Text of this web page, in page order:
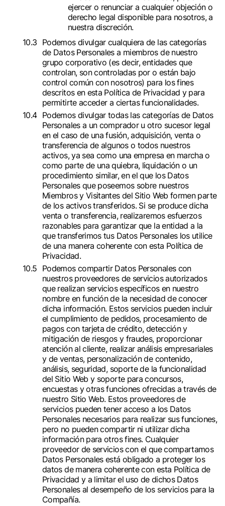
ejercer o renunciar a cualquier objeción o
derecho legal disponible para nosotros, a
nuestra discreción.
Podemos divulgar cualquiera de las categorías
de Datos Personales a miembros de nuestro
grupo corporativo (es decir, entidades que
controlan, son controladas por o están bajo
control común con nosotros) para los fines
descritos en esta Política de Privacidad y para
permitirte acceder a ciertas funcionalidades.
Podemos divulgar todas las categorías de Datos
Personales a un comprador u otro sucesor legal
en el caso de una fusión, adquisición, venta o
transferencia de algunos o todos nuestros
activos, ya sea como una empresa en marcha o
como parte de una quiebra, liquidación o un
procedimiento similar, en el que los Datos
Personales que poseemos sobre nuestros
Miembros y Visitantes del Sitio Web formen parte
de los activos transferidos. Si se produce dicha
venta o transferencia, realizaremos esfuerzos
razonables para garantizar que la entidad a la
que transferimos tus Datos Personales los utilice
de una manera coherente con esta Política de
Privacidad.
Podemos compartir Datos Personales con
nuestros proveedores de servicios autorizados
que realizan servicios específicos en nuestro
nombre en función de la necesidad de conocer
dicha información. Estos servicios pueden incluir
el cumplimiento de pedidos, procesamiento de
pagos con tarjeta de crédito, detección y
mitigación de riesgos y fraudes, proporcionar
atención al cliente, realizar análisis empresariales
y de ventas, personalización de contenido,
análisis, seguridad, soporte de la funcionalidad
del Sitio Web y soporte para concursos,
encuestas y otras funciones ofrecidas a través de
nuestro Sitio Web. Estos proveedores de
servicios pueden tener acceso a los Datos
Personales necesarios para realizar sus funciones,
pero no pueden compartir ni utilizar dicha
información para otros fines. Cualquier
proveedor de servicios con el que compartamos
Datos Personales está obligado a proteger los
datos de manera coherente con esta Política de
Privacidad y a limitar el uso de dichos Datos
Personales al desempeño de los servicios para la
Compañía.